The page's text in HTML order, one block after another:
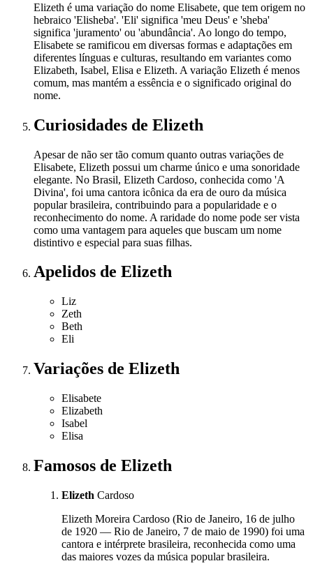
Elizeth é uma variação do nome Elisabete, que tem origem no
hebraico 'Elisheba'. 'Eli' significa 'meu Deus' e 'sheba'
significa 'juramento' ou 'abundância'. Ao longo do tempo,
Elisabete se ramificou em diversas formas e adaptações em
diferentes línguas e culturas, resultando em variantes como
Elizabeth, Isabel, Elisa e Elizeth. A variação Elizeth é menos
comum, mas mantém a essência e o significado original do
nome.
Curiosidades de Elizeth
Apesar de não ser tão comum quanto outras variações de
Elisabete, Elizeth possui um charme único e uma sonoridade
elegante. No Brasil, Elizeth Cardoso, conhecida como 'A
Divina', foi uma cantora icônica da era de ouro da música
popular brasileira, contribuindo para a popularidade e o
reconhecimento do nome. A raridade do nome pode ser vista
como uma vantagem para aqueles que buscam um nome
distintivo e especial para suas filhas.
Apelidos de Elizeth
Liz
Zeth
Beth
Eli
Variações de Elizeth
Elisabete
Elizabeth
Isabel
Elisa
Famosos de Elizeth
Elizeth Cardoso
Elizeth Moreira Cardoso (Rio de Janeiro, 16 de julho
de 1920 — Rio de Janeiro, 7 de maio de 1990) foi uma
cantora e intérprete brasileira, reconhecida como uma
das maiores vozes da música popular brasileira.